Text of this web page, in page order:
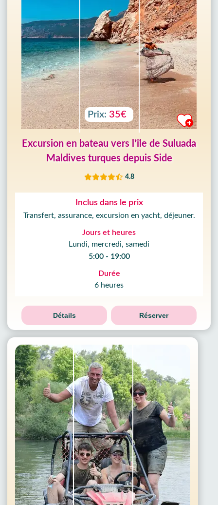
Prix: 35€
Excursion en bateau vers l'île de Suluada
Maldives turques depuis Side
4.8
Inclus dans le prix
Transfert, assurance, excursion en yacht, déjeuner.
Jours et heures
Lundi, mercredi, samedi
5:00 - 19:00
Durée
6 heures
Détails Réserver